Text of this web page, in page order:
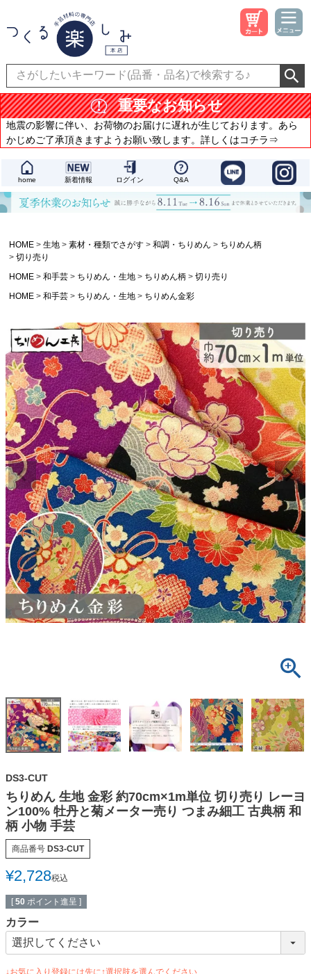
重要なお知らせ
地震の影響に伴い、お荷物のお届けに遅れが生じております。あら
かじめご了承頂きますようお願い致します。詳しくはコチラ⇒
home 新着情報 ログイン Q&A
HOME 生地 素材・種類でさがす 和調・ちりめん
ちりめん柄
切り売り
HOME
和手芸 ちりめん・生地 ちりめん柄
切り売り
HOME
和手芸 ちりめん・生地 ちりめん金彩
DS3-CUT
ちりめん 生地 金彩 約70cm×1m単位 切り売り レーヨ
ン100% 牡丹と菊メーター売り つまみ細工 古典柄 和
柄 小物 手芸
商品番号 DS3-CUT
¥2,728税込
[ 50 ポイント進呈 ]
カラー